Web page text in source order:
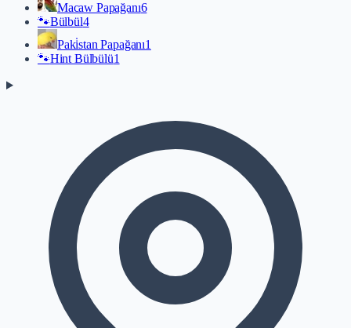
Macaw Papağanı6
🐾Bülbül4
Paki̇stan Papağanı1
🐾Hint Bülbülü1